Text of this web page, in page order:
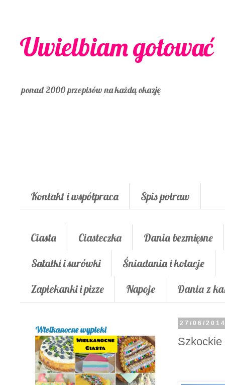
Uwielbiam gotować
ponad 2000 przepisów na każdą okazję
Kontakt i współpraca Spis potraw
Ciasta Ciasteczka
Dania bezmięsne
Sałatki i surówki
Śniadania i kolacje
Zapiekanki i pizze
Napoje Dania z
27/06/
Wielkanocne wypieki